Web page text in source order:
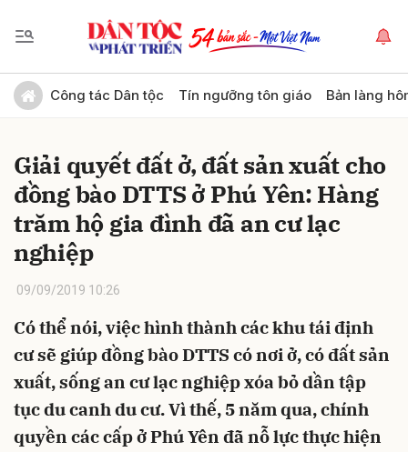
Công tác Dân tộc Tín ngưỡng tôn giáo Bản làng
Giải quyết đất ở, đất sản xuất cho
đồng bào DTTS ở Phú Yên: Hàng
trăm hộ gia đình đã an cư lạc
nghiệp
09/09/2019 10:26
Có thể nói, việc hình thành các khu tái định
cư sẽ giúp đồng bào DTTS có nơi ở, có đất sản
xuất, sống an cư lạc nghiệp xóa bỏ dần tập
tục du canh du cư. Vì thế, 5 năm qua, chính
quyền các cấp ở Phú Yên đã nỗ lực thực hiện
Gửi bình luận